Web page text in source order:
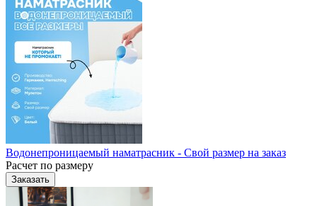
Водонепроницаемый наматрасник - Свой размер на заказ
Расчет по размеру
Заказать